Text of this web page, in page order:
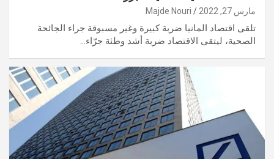
مارس 27, 2022 Majde Nouri
تلقى اقتصاد المانيا ضربة كبيرة وغير مسبوقة جراء الجائحة
الصحية، ليتقى الاقتصاد ضربة أشد وطئة جرّاء…